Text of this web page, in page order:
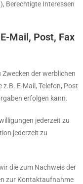
Berechtigte Interessen
Mail, Post, Fax
der werblichen
E-Mail, Telefon, Post
erfolgen kann.
jederzeit zu
jederzeit zu
die zum Nachweis der
zur Kontaktaufnahme